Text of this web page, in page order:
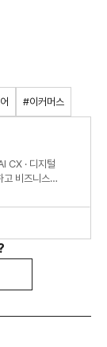
#이커머스
CX · 디지털
고 비즈니스